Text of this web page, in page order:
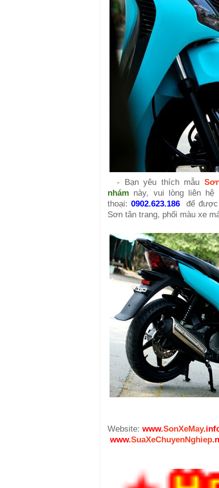
- Bạn yêu thích mẫu
nhám này, vui lòng liên
thoại: 0902.623.186
để
Sơn tân trang, phối màu xe
Website:www.SonXeMay
www.SuaXeChuyenNghiep